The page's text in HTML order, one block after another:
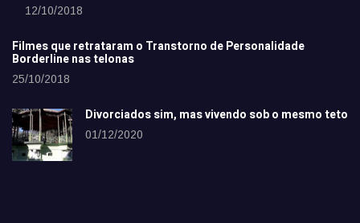
12/10/2018
Filmes que retrataram o Transtorno de Personalidade
Borderline nas telonas
25/10/2018
Divorciados sim, mas vivendo sob o mesmo teto
01/12/2020